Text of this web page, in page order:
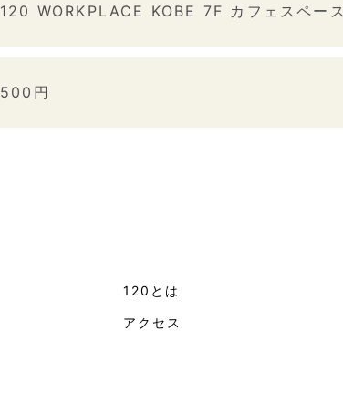
120 WORKPLACE KOBE 7F カフェスペース
500円
120とは
アクセス